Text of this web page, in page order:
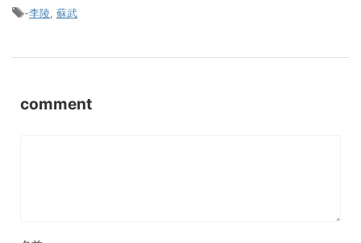
-李陵 蘇武
comment